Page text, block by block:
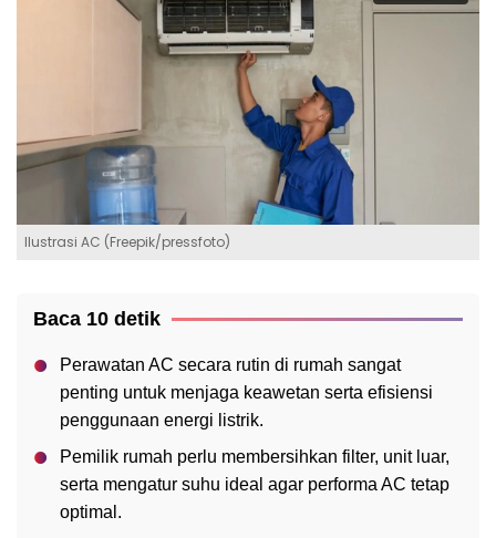
Ilustrasi AC (Freepik/pressfoto)
Baca 10 detik
Perawatan AC secara rutin di rumah sangat
penting untuk menjaga keawetan serta efisiensi
penggunaan energi listrik.
Pemilik rumah perlu membersihkan filter, unit luar,
serta mengatur suhu ideal agar performa AC tetap
optimal.